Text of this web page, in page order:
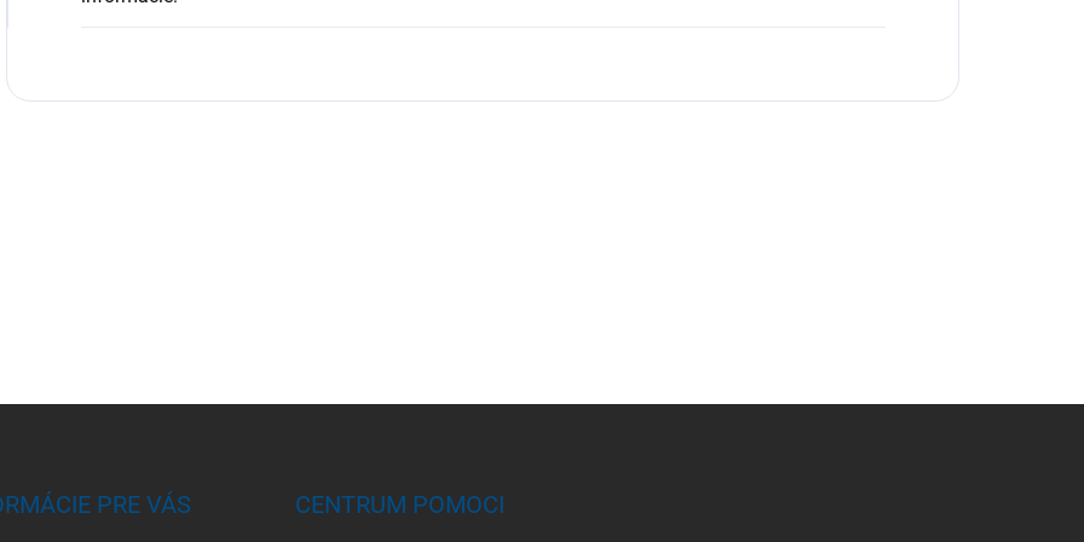
PRE VÁS CENTRUM POMOCI